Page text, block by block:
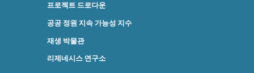
프로젝트 드로다운
공공 정원 지속 가능성 지수
재생 박물관
리제네시스 연구소